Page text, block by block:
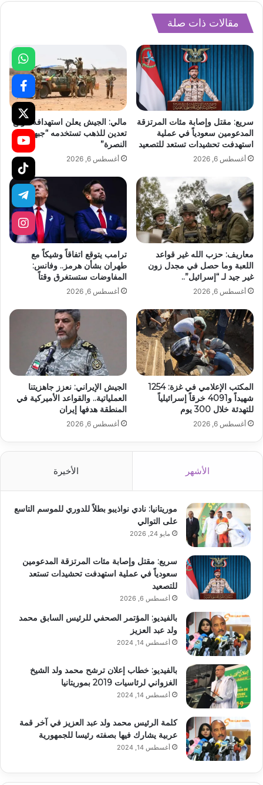
مقالات ذات صلة
سريع: مقتل وإصابة مئات المرتزقة
المدعومين سعودياً في عملية
استهدفت تحشيدات تستعد للتصعيد
أغسطس 6, 2026
مالي: الجيش يعلن استهدافه موقع
تعدين للذهب تستخدمه “جبهة
النصرة”
أغسطس 6, 2026
معاريف: حزب الله غير قواعد
اللعبة وما حصل في مجدل زون
غير جيد لـ “إسرائيل”..
أغسطس 6, 2026
ترامب يتوقع اتفاقاً وشيكاً مع
طهران بشأن هرمز.. وفانس:
المفاوضات ستستغرق وقتاً
أغسطس 6, 2026
المكتب الإعلامي في غزة: 1254
شهيداً و4091 خرقاً إسرائيلياً
للتهدئة خلال 300 يوم
أغسطس 6, 2026
الجيش الإيراني: نعزز جاهزيتنا
العملياتية.. والقواعد الأميركية في
المنطقة هدفها إيران
أغسطس 6, 2026
الأشهر الأخيرة
موريتانيا: نادي نواذيبو بطلاً للدوري للموسم التاسع
على التوالي
مايو 24, 2026
سريع: مقتل وإصابة مئات المرتزقة المدعومين
سعودياً في عملية استهدفت تحشيدات تستعد
للتصعيد
أغسطس 6, 2026
بالفيديو: المؤتمر الصحفي للرئيس السابق محمد
ولد عبد العزيز
أغسطس 14, 2024
بالفيديو: خطاب إعلان ترشح محمد ولد الشيخ
الغزواني لرئاسيات 2019 بموريتانيا
أغسطس 14, 2024
كلمة الرئيس محمد ولد عبد العزيز في آخر قمة
عربية يشارك فيها بصفته رئيسا للجمهورية
أغسطس 14, 2024